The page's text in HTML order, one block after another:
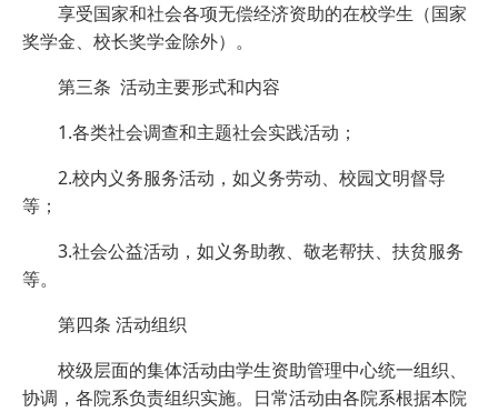
享受国家和社会各项无偿经济资助的在校学生（国家
奖学金、校长奖学金除外）。
第三条 活动主要形式和内容
1.各类社会调查和主题社会实践活动；
2.校内义务服务活动，如义务劳动、校园文明督导
等；
3.社会公益活动，如义务助教、敬老帮扶、扶贫服务
等。
第四条 活动组织
校级层面的集体活动由学生资助管理中心统一组织、
协调，各院系负责组织实施。日常活动由各院系根据本院